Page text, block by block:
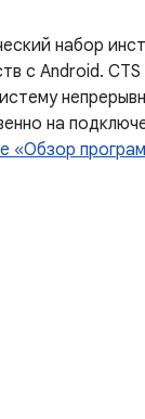
набор
с Android. CTS
на
«Обзор